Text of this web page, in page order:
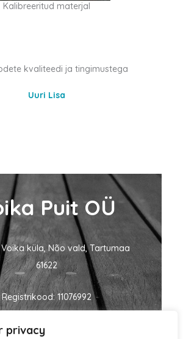
privacy
Kalibreeritud materjal
kvaliteedi ja tingimustega
Uuri Lisa
Puit OÜ
küla, Nõo vald, Tartumaa
61622
Registrikood: 11076992
KMKR nr: EE101060635